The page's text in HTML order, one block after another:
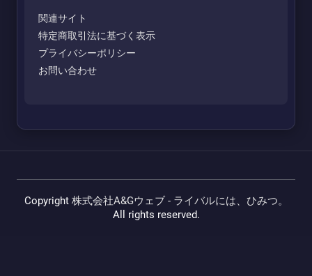
関連サイト
特定商取引法に基づく表示
プライバシーポリシー
お問い合わせ
Copyright 株式会社A&Gウェブ - ライバルには、ひみつ。
All rights reserved.